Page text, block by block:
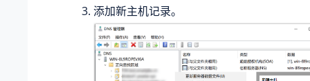
添加新主机记录。